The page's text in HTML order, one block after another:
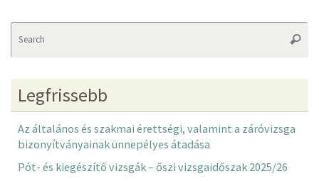
Legfrissebb
Az általános és szakmai érettségi, valamint a záróvizsga
bizonyítványainak ünnepélyes átadása
Pót- és kiegészítő vizsgák – őszi vizsgaidőszak 2025/26